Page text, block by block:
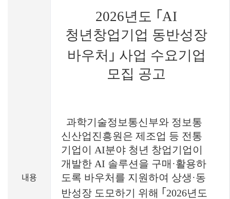
내용
2026년도 ｢ AI
청년창업기업 동반성장
바우처 ｣ 사업 수요기업
모집 공고
과학기술정보통신부와 정보통
신산업진흥원은 제조업 등 전통
기업이 AI분야 청년 창업기업이
개발한 AI 솔루션을 구매 ·활용하
도록 바우처를 지원하여 상생 ·동
반성장 도모하기 위해 ｢ 2026년도